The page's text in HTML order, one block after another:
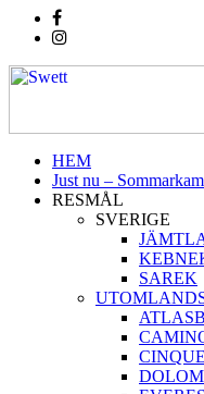
HEM
Just nu –
RESMÅL
SVERIGE
SAREK